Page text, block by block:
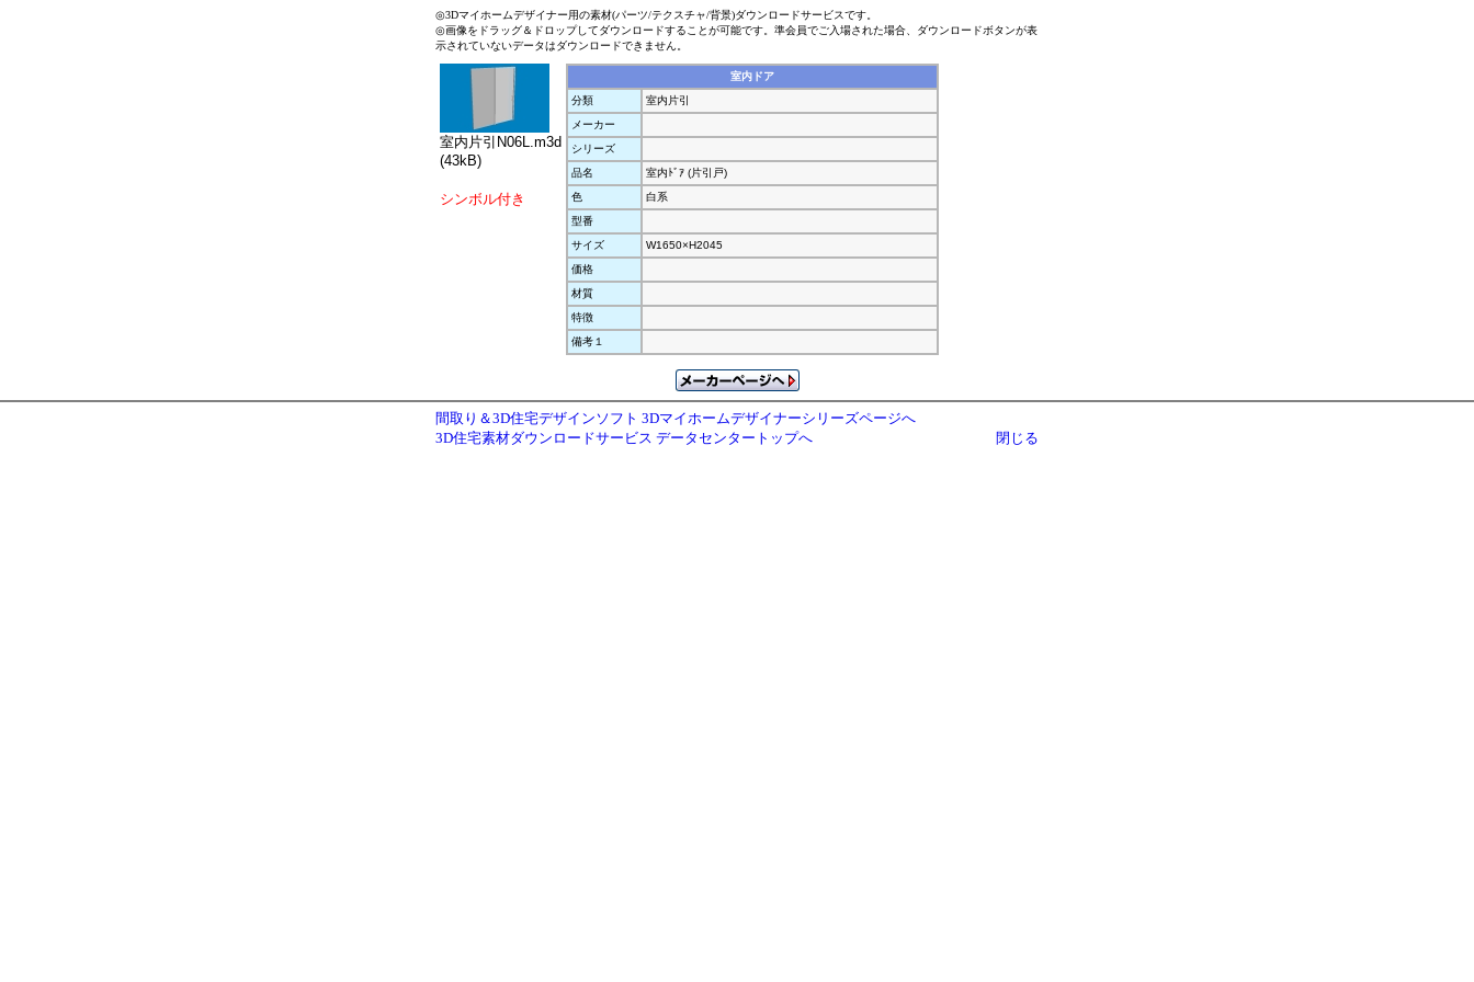
◎3Dマイホームデザイナー用の素材(パーツ/テクスチャ/背景)ダウンロードサービスです。
◎画像をドラッグ＆ドロップしてダウンロードすることが可能です。準会員でご入場された場合、ダウンロードボタンが表
示されていないデータはダウンロードできません。
室内片引N06L.m3d
(43kB)
シンボル付き
室内ドア
分類
室内片引
メーカー
シリーズ
品名
室内ﾄﾞｱ (片引戸)
色
白系
型番
サイズ
W1650×H2045
価格
材質
特徴
備考１
間取り＆3D住宅デザインソフト 3Dマイホームデザイナーシリーズページへ
3D住宅素材ダウンロードサービス データセンタートップへ
閉じる